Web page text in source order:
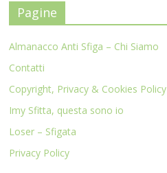
Pagine
Almanacco Anti Sfiga – Chi Siamo
Contatti
Copyright, Privacy & Cookies Policy
Imy Sfitta, questa sono io
Loser – Sfigata
Privacy Policy